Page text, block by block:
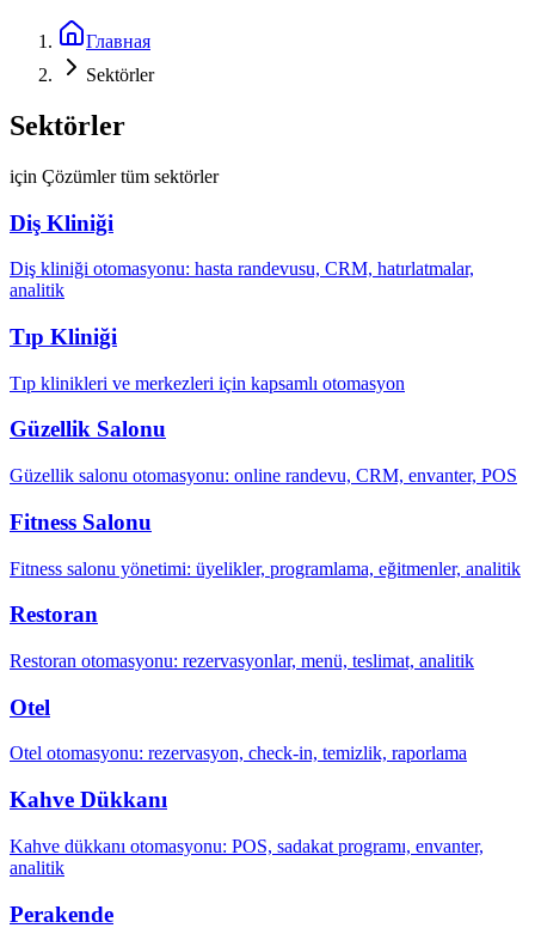
Главная
Sektörler
Sektörler
için Çözümler tüm sektörler
Diş Kliniği
Diş kliniği otomasyonu: hasta randevusu, CRM, hatırlatmalar,
analitik
Tıp Kliniği
Tıp klinikleri ve merkezleri için kapsamlı otomasyon
Güzellik Salonu
Güzellik salonu otomasyonu: online randevu, CRM, envanter, POS
Fitness Salonu
Fitness salonu yönetimi: üyelikler, programlama, eğitmenler, analitik
Restoran
Restoran otomasyonu: rezervasyonlar, menü, teslimat, analitik
Otel
Otel otomasyonu: rezervasyon, check-in, temizlik, raporlama
Kahve Dükkanı
Kahve dükkanı otomasyonu: POS, sadakat programı, envanter,
analitik
Perakende